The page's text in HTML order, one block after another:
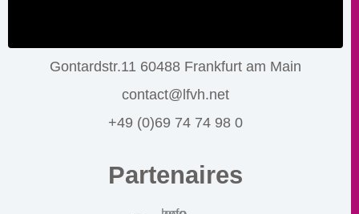
Gontardstr.11 60488 Frankfurt am Main
contact@lfvh.net
+49 (0)69 74 74 98 0
Partenaires